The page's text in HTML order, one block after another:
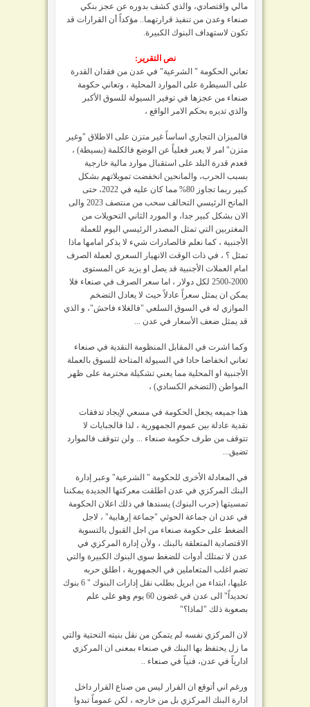
مالي واقتصادي، والذي كشف بدوره عن عجز بنكي
صنعاء وعدن من تنفيذ قرارتهما.. مؤكداً أن القرارات قد
تكون لاستهداف البنوك الكبيرة.
نص التقرير:
تعاني الحكومة " الشرعية" في عدن من فقدان القدرة
على السيطرة على الموارد المحلية ، وتعاني حكومة
صنعاء من عجزها في توفير السيولة للسوق الأكبر
والذي تديره بحكم الامر الواقع ،
فالميزان التجاري اساساً غير متزن على الاطلاق "وغير
متزن" امر لا يعبر فعلياً عن الوضع فالكلمة (بسيطة) ،
فعدم قدرة البلد على استقبال موارد مالية خارجية
بسبب الحرب، والمانحين انخفضت تمويلاتهم بشكل
كبير ربما تجاوز 80% مما كان عليه في 2022، حتى
المانح الرئيسي التحالف سحب من منتصف 2023 والى
الان بشكل كبير جدا، و المورد الثاني التحويلات من
المغتربين التي تمثل المصدر الرئيسي اليوم للعملة
الأجنبية ، كما نعلم فالصادرات شيء لا يذكر امامها ماذا
تمثل ؟ ، في ذات الوقت الانهيار السعري لعملة الصرف
امام العملات الأجنبية قد يصل او يزيد عن المستوى
2000-2500 لكل دولار ، اما سعر الصرف في صنعاء فلا
يمكن ان يمثل سعراً عادلاً حيث لا يعادل التضخم
الموازي له في السوق السلعي "فالغلاء فاحش"، و الذي
قد يمثل ضعف الأسعار في عدن ...
وكما اشرت في المقابل المنظومة النقدية في صنعاء
تعاني انخفاضا حادا في السيولة المتاحة للسوق بالعملة
الأجنبية او المحلية مما يعني تشكيلة محترمة على ظهر
المواطن (التضخم الكسادي) ،
هذا جميعه يجعل الحكومة في مسعي لإيجاد تدفقات
نقدية عادلة بين عموم الجمهورية ، لذا فالجبايات لا
تتوقف من طرف حكومة صنعاء ... ولن تتوقف فالموارد
تضيق...
في المعادلة الأخرى للحكومة " الشرعية" وعبر إدارة
البنك المركزي في عدن اطلقت معركتها الجديدة يمكننا
تمسيتها (حرب البنوك) يسندها في ذلك اعلان الحكومة
في عدن ان جماعة الحوثي "جماعة إرهابية" ، لاجل
الضغط على حكومة صنعاء من اجل القبول بالتسوية
الاقتصادية المتعلقة بالبنك ، ولأن إدارة المركزي في
عدن لا تمتلك أدوات للضغط سوى البنوك الكبيرة والتي
تضم اغلب المتعاملين في الجمهورية ، اطلق حربه
عليها، ابتداء من ابريل بطلب نقل إدارات البنوك " 6 بنوك
تحديداً" الى عدن في غضون 60 يوم وهو على علم
بصعوبة ذلك "لماذا؟"
لان المركزي نفسه لم يتمكن من نقل بنيته التحتية والتي
ما زل يحتفظ بها البنك في صنعاء بمعنى ان المركزي
ادارياً في عدن، فنياً في صنعاء ..
ورغم اني أتوقع ان القرار ليس من صناع القرار داخل
ادارة البنك المركزي بل من خارجه ، لكن عموماً تبدوا